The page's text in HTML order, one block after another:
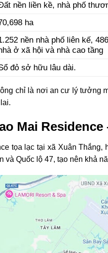
nền liền kề, nhà phố
ha
nền nhà phố liên kế,
ở xã hội và nhà cao tầng
đỏ sở hữu lâu dài.
chỉ là nơi an cư lý tưởng
Mai
tọa lạc tại xã Xuân
Quốc lộ 47, tạo nên khả